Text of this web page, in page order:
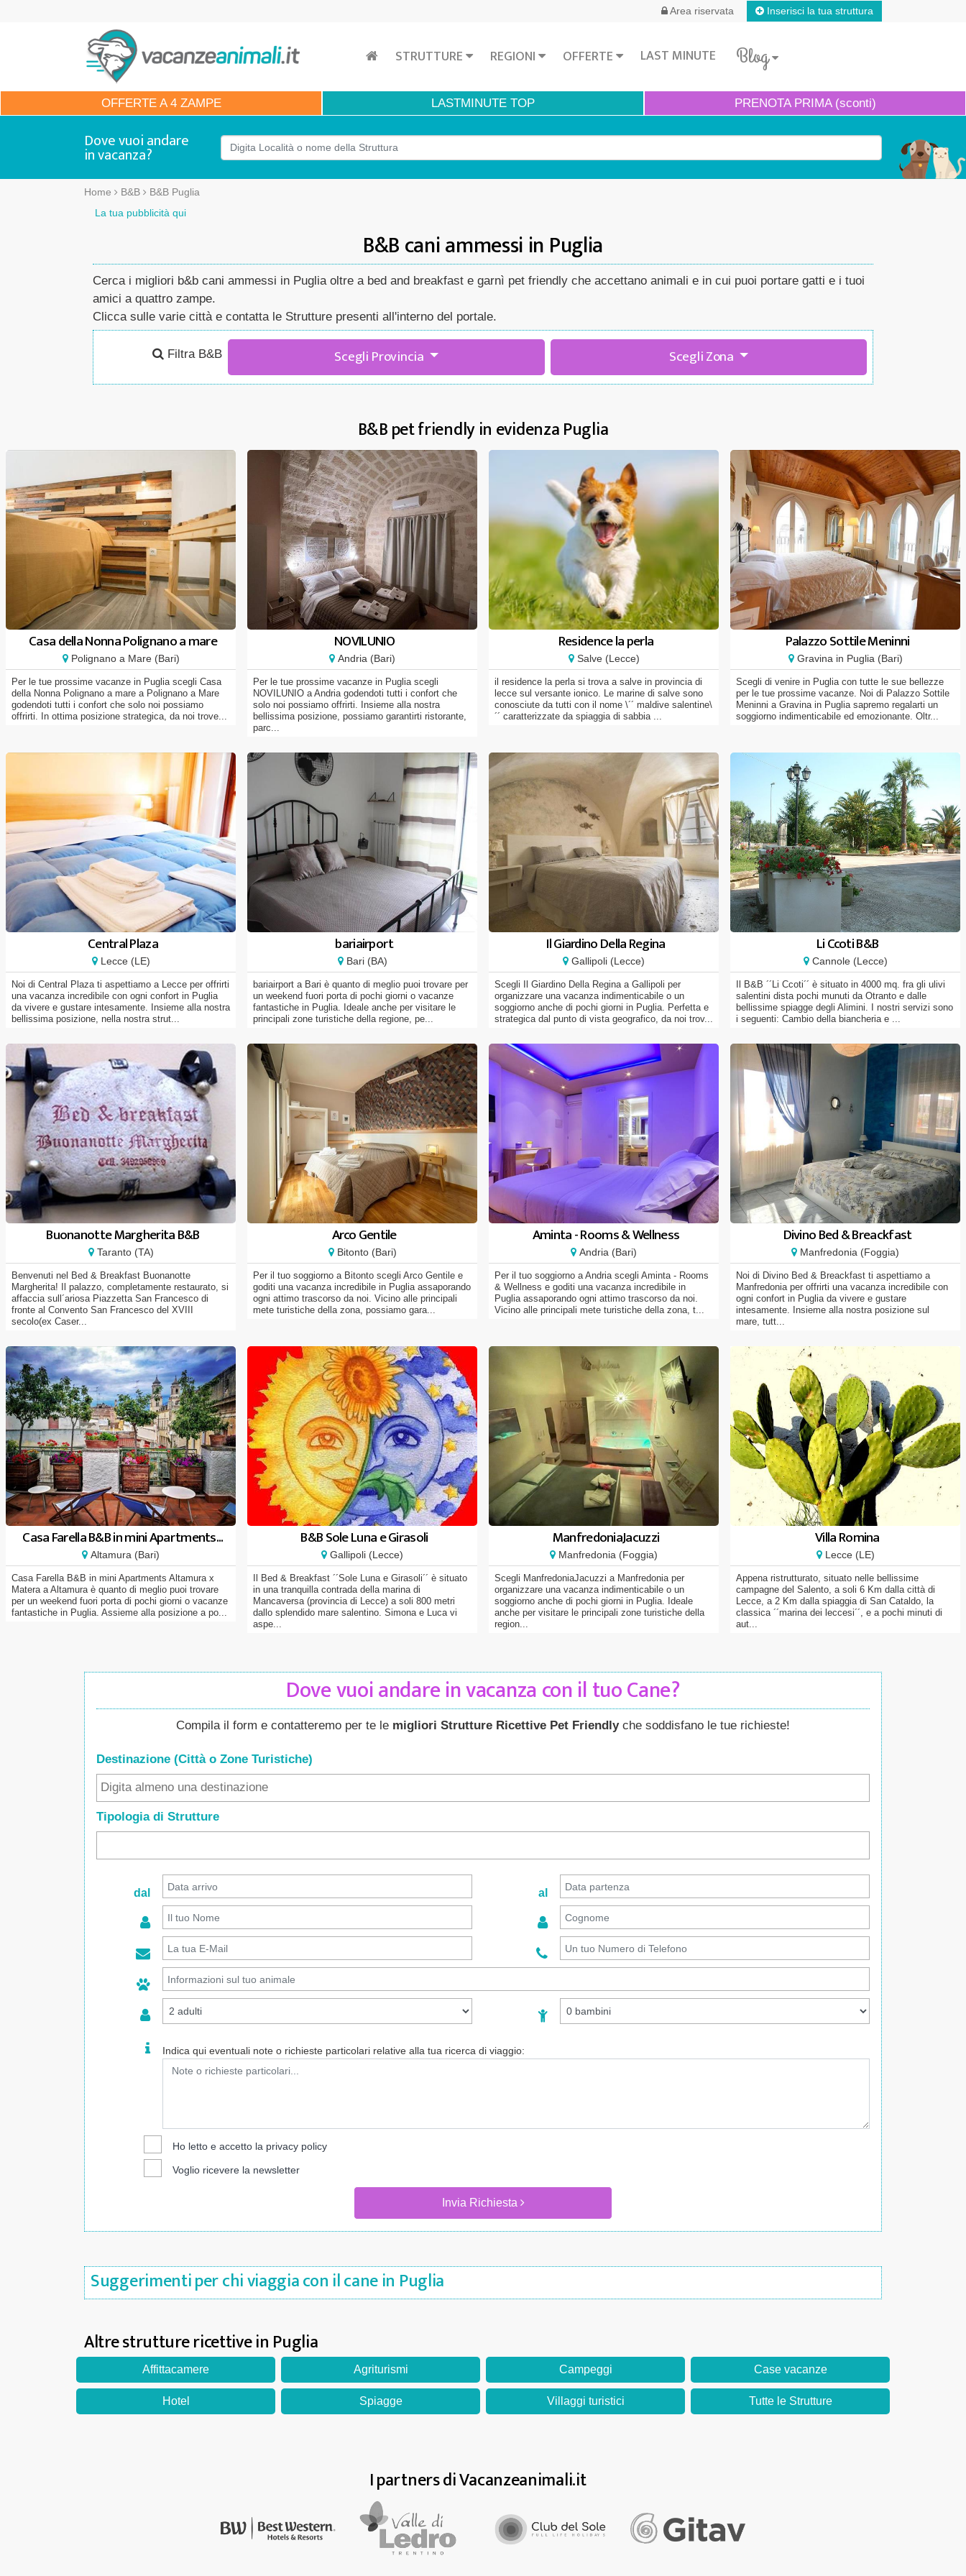
Area riservata Inserisci la tua struttura
STRUTTURE REGIONI OFFERTE LAST MINUTE Blog
OFFERTEA 4 ZAMPE LASTMINUTE TOP PRENOTAPRIMA (sconti)
Dove vuoi andare
in vacanza?
Home B&B
B&B Puglia
La tua pubblicità qui
B&B cani ammessi in Puglia
Cerca i migliori b&b cani ammessi in Puglia oltre a bed and breakfast e garnì pet friendly che accettano animali e in cui puoi portare gatti e i tuoi
amici a quattro zampe.
Clicca sulle varie città e contatta le Strutture presenti all'interno del portale.
Filtra B&B Scegli Provincia Scegli Zona
B&B pet friendly in evidenza Puglia
Casa della Nonna Polignano a mare
Polignano a Mare (Bari)
Per le tue prossime vacanze in Puglia scegli Casa
della Nonna Polignano a mare a Polignano a Mare
godendoti tutti i confort che solo noi possiamo
offrirti. In ottima posizione strategica, da noi trove...
NOVILUNIO
Andria (Bari)
Per le tue prossime vacanze in Puglia scegli
NOVILUNIO a Andria godendoti tutti i confort che
solo noi possiamo offrirti. Insieme alla nostra
bellissima posizione, possiamo garantirti ristorante,
parc...
Residence la perla
Salve (Lecce)
il residence la perla si trova a salve in provincia di
lecce sul versante ionico. Le marine di salve sono
conosciute da tutti con il nome \´´ maldive salentine\
´´ caratterizzate da spiaggia di sabbia ...
Palazzo Sottile Meninni
Gravina in Puglia (Bari)
Scegli di venire in Puglia con tutte le sue bellezze
per le tue prossime vacanze. Noi di Palazzo Sottile
Meninni a Gravina in Puglia sapremo regalarti un
soggiorno indimenticabile ed emozionante. Oltr...
Central Plaza
Lecce (LE)
Noi di Central Plaza ti aspettiamo a Lecce per offrirti
una vacanza incredibile con ogni confort in Puglia
da vivere e gustare intesamente. Insieme alla nostra
bellissima posizione, nella nostra strut...
bariairport
Bari (BA)
bariairport a Bari è quanto di meglio puoi trovare per
un weekend fuori porta di pochi giorni o vacanze
fantastiche in Puglia. Ideale anche per visitare le
principali zone turistiche della regione, pe...
Il Giardino Della Regina
Gallipoli (Lecce)
Scegli Il Giardino Della Regina a Gallipoli per
organizzare una vacanza indimenticabile o un
soggiorno anche di pochi giorni in Puglia. Perfetta e
strategica dal punto di vista geografico, da noi trov...
Li Ccoti B&B
Cannole (Lecce)
Il B&B ´´Li Ccoti´´ è situato in 4000 mq. fra gli ulivi
salentini dista pochi munuti da Otranto e dalle
bellissime spiagge degli Alimini. I nostri servizi sono
i seguenti: Cambio della biancheria e ...
Buonanotte Margherita B&B
Taranto (TA)
Benvenuti nel Bed & Breakfast Buonanotte
Margherita! Il palazzo, completamente restaurato, si
affaccia sull´ariosa Piazzetta San Francesco di
fronte al Convento San Francesco del XVIII
secolo(ex Caser...
Arco Gentile
Bitonto (Bari)
Per il tuo soggiorno a Bitonto scegli Arco Gentile e
goditi una vacanza incredibile in Puglia assaporando
ogni attimo trascorso da noi. Vicino alle principali
mete turistiche della zona, possiamo gara...
Aminta - Rooms & Wellness
Andria (Bari)
Per il tuo soggiorno a Andria scegli Aminta - Rooms
& Wellness e goditi una vacanza incredibile in
Puglia assaporando ogni attimo trascorso da noi.
Vicino alle principali mete turistiche della zona, t...
Divino Bed & Breackfast
Manfredonia (Foggia)
Noi di Divino Bed & Breackfast ti aspettiamo a
Manfredonia per offrirti una vacanza incredibile con
ogni confort in Puglia da vivere e gustare
intesamente. Insieme alla nostra posizione sul
mare, tutt...
Casa Farella B&B in mini Apartments...
Altamura (Bari)
Casa Farella B&B in mini Apartments Altamura x
Matera a Altamura è quanto di meglio puoi trovare
per un weekend fuori porta di pochi giorni o vacanze
fantastiche in Puglia. Assieme alla posizione a po...
B&B Sole Luna e Girasoli
Gallipoli (Lecce)
Il Bed & Breakfast ´´Sole Luna e Girasoli´´ è situato
in una tranquilla contrada della marina di
Mancaversa (provincia di Lecce) a soli 800 metri
dallo splendido mare salentino. Simona e Luca vi
aspe...
ManfredoniaJacuzzi
Manfredonia (Foggia)
Scegli ManfredoniaJacuzzi a Manfredonia per
organizzare una vacanza indimenticabile o un
soggiorno anche di pochi giorni in Puglia. Ideale
anche per visitare le principali zone turistiche della
region...
Villa Romina
Lecce (LE)
Appena ristrutturato, situato nelle bellissime
campagne del Salento, a soli 6 Km dalla città di
Lecce, a 2 Km dalla spiaggia di San Cataldo, la
classica ´´marina dei leccesi´´, e a pochi minuti di
aut...
Dove vuoi andare in vacanza con il tuo Cane?
Compila il form e contatteremo per te le migliori Strutture Ricettive Pet Friendlyche soddisfano le tue richieste!
Destinazione (Città o Zone Turistiche)
Tipologia di Strutture
dal al
Indica qui eventuali note o richieste particolari relative alla tua ricerca di viaggio:
Ho letto e accetto la privacy policy
Voglio ricevere la newsletter
Invia Richiesta
Suggerimenti per chi viaggia con il cane in Puglia
Altre strutture ricettive in Puglia
Affittacamere Agriturismi Campeggi Case vacanze
Hotel Spiagge Villaggi turistici Tutte le Strutture
I partners di Vacanzeanimali.it